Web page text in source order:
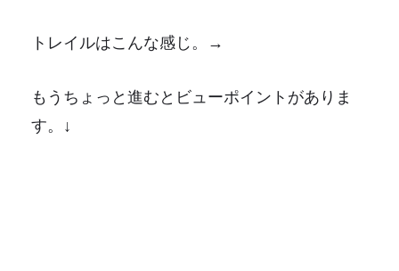
トレイルはこんな感じ。→
もうちょっと進むとビューポイントがありま
す。↓